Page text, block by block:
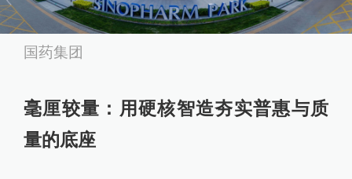
国药集团
毫厘较量：用硬核智造夯实普惠与质
量的底座